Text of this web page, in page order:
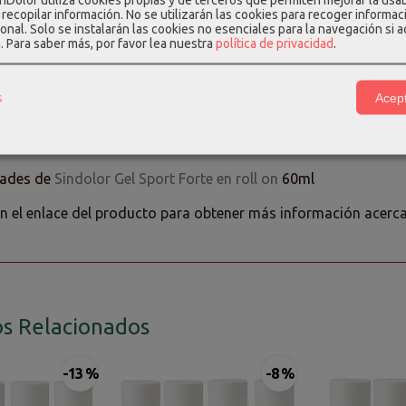
Gel Sport Forte rollón 6 x 60ml
de la oferta
de Sindolor Gel Sport Forte en roll on 60ml
el enlace del producto para obtener más información
Relacionados
-13 % -8 %
información. No se utilizarán las cookies para recoger
Solo se instalarán las cookies no esenciales para la navegación si
Para saber más, por favor lea nuestra política de privacidad.